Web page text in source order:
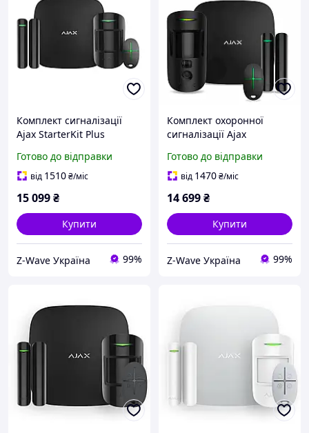
Комплект сигналізації
Ajax StarterKit Plus
Готово до відправки
від 1510₴/міс
15 099₴
Купити
Z-Wave Україна 99%
Комплект охоронної
сигналізації Ajax
Готово до відправки
від 1470₴/міс
14 699₴
Купити
Z-Wave Україна 99%